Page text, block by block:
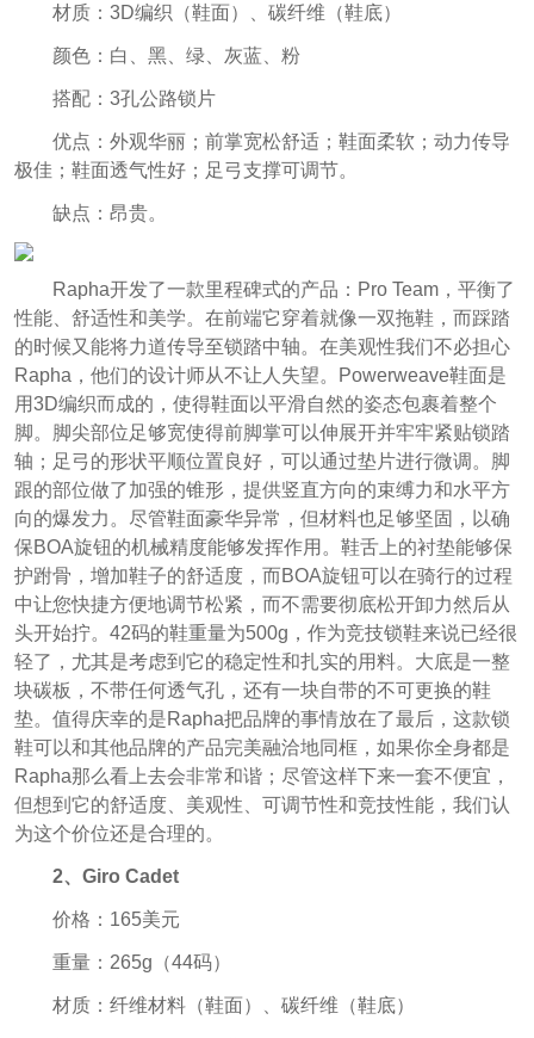
材质：3D编织（鞋面）、碳纤维（鞋底）
颜色：白、黑、绿、灰蓝、粉
搭配：3孔公路锁片
优点：外观华丽；前掌宽松舒适；鞋面柔软；动力传导
极佳；鞋面透气性好；足弓支撑可调节。
缺点：昂贵。
Rapha开发了一款里程碑式的产品：Pro Team，平衡了
性能、舒适性和美学。在前端它穿着就像一双拖鞋，而踩踏
的时候又能将力道传导至锁踏中轴。在美观性我们不必担心
Rapha，他们的设计师从不让人失望。Powerweave鞋面是
用3D编织而成的，使得鞋面以平滑自然的姿态包裹着整个
脚。脚尖部位足够宽使得前脚掌可以伸展开并牢牢紧贴锁踏
轴；足弓的形状平顺位置良好，可以通过垫片进行微调。脚
跟的部位做了加强的锥形，提供竖直方向的束缚力和水平方
向的爆发力。尽管鞋面豪华异常，但材料也足够坚固，以确
保BOA旋钮的机械精度能够发挥作用。鞋舌上的衬垫能够保
护跗骨，增加鞋子的舒适度，而BOA旋钮可以在骑行的过程
中让您快捷方便地调节松紧，而不需要彻底松开卸力然后从
头开始拧。42码的鞋重量为500g，作为竞技锁鞋来说已经很
轻了，尤其是考虑到它的稳定性和扎实的用料。大底是一整
块碳板，不带任何透气孔，还有一块自带的不可更换的鞋
垫。值得庆幸的是Rapha把品牌的事情放在了最后，这款锁
鞋可以和其他品牌的产品完美融洽地同框，如果你全身都是
Rapha那么看上去会非常和谐；尽管这样下来一套不便宜，
但想到它的舒适度、美观性、可调节性和竞技性能，我们认
为这个价位还是合理的。
2、Giro Cadet
价格：165美元
重量：265g（44码）
材质：纤维材料（鞋面）、碳纤维（鞋底）